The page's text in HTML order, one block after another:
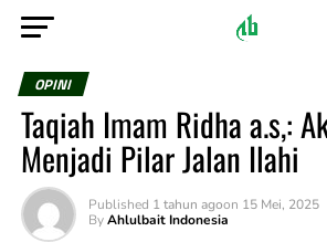
OPINI
Taqiah Imam Ridha a.s,:
Menjadi Pilar Jalan Ilahi
Published 1 tahun agoon 15 Mei, 2025
By Ahlulbait Indonesia